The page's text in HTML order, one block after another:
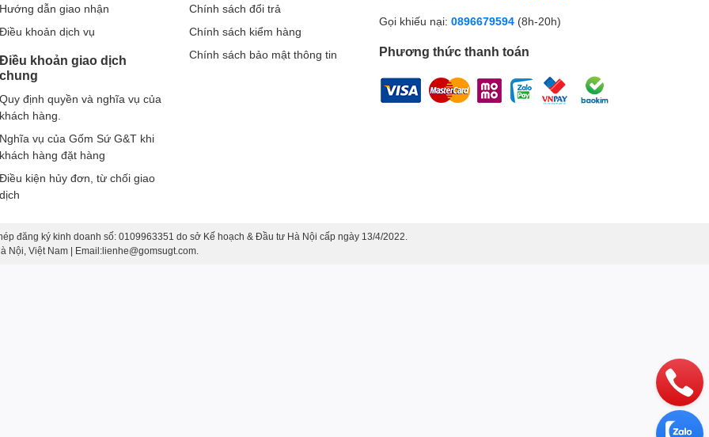
nhiệt độ 1300°C, loại bỏ hoàn toàn chì và tạp chất, đảm bảo
–
mỗi sản phẩm đều có sắc men riêng – không lọ nào giống lọ
bản mà không dòng gốm công nghiệp nào sánh được.
là vật trang trí, mà làmột điểm nhấn nghệ thuật trong
lan tỏa năng lượng tích cực và sáng tạo.
ý nghĩa
, thích hợp cho các dịp:
Hướng dẫn giao nhận
Điều khoản dịch vụ
Điều khoản giao dịch
chung
Quy định quyền và nghĩa vụ của
khách hàng.
Nghĩa vụ của Gốm Sứ G&T khi
khách hàng đặt hàng
Điều kiện hủy đơn, từ chối giao
dịch
Chính sách đổi trả
Chính sách kiểm hàng
Chính sách bảo mật thông tin
Gọi khiếu nại: 0896679594 (8h-20h)
Phương thức thanh toán
đăng ký kinh doanh số: 0109963351 do sở Kế hoạch & Đầu tư Hà Nội cấp ngày 13/4/2022.
Nội, Việt Nam | Email:lienhe@gomsugt.com.